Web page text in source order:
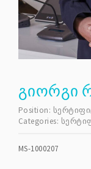
ᲒᲘᲝᲠᲒᲘ
Position:
Categories:
MS-1000207